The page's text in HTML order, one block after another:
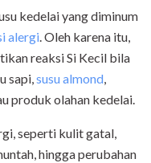
kedelai yang diminum
alergi. Oleh karena itu,
reaksi Si Kecil bila
sapi,susu almond,
produk olahan kedelai.
seperti kulit gatal,
hingga perubahan